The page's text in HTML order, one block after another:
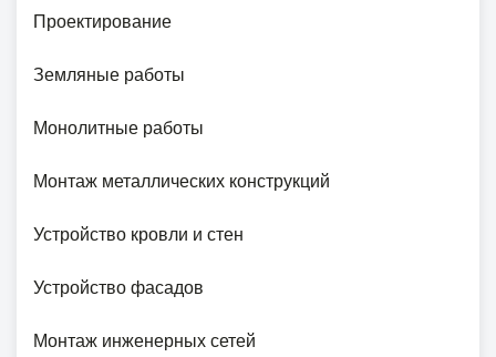
Проектирование
Земляные работы
Монолитные работы
Монтаж металлических конструкций
Устройство кровли и стен
Устройство фасадов
Монтаж инженерных сетей